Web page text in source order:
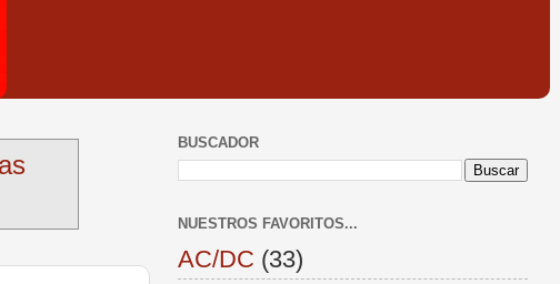
BUSCADOR
NUESTROS FAVORITOS...
AC/DC (33)